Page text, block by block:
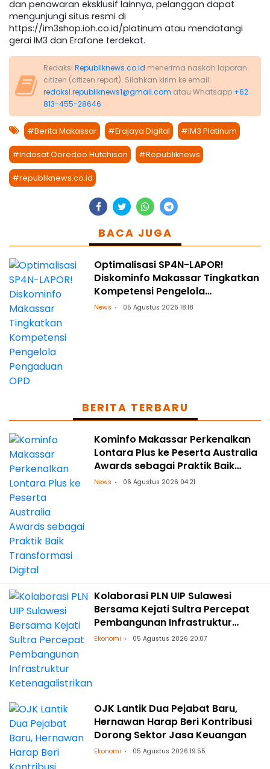
dan penawaran eksklusif lainnya, pelanggan dapat
mengunjungi situs resmi di
https://im3shop.ioh.co.id/platinum atau mendatangi
gerai IM3 dan Erafone terdekat.
Redaksi Republiknews.co.id menerima naskah laporan
citizen (citizen report). Silahkan kirim ke email:
redaksi.republiknews1@gmail.com atau Whatsapp +62
813-455-28646
#Berita Makassar #Erajaya Digital #IM3 Platinum
#Indosat Ooredoo Hutchison #Republiknews
#republiknews.co.id
BACA JUGA
Optimalisasi SP4N-LAPOR!
Diskominfo Makassar Tingkatkan
Kompetensi Pengelola
Pengaduan OPD
News 05 Agustus 2026 18:18
BERITA TERBARU
Kominfo Makassar Perkenalkan
Lontara Plus ke Peserta Australia
Awards sebagai Praktik Baik
Transformasi Digital
News 06 Agustus 2026 04:21
Kolaborasi PLN UIP Sulawesi
Bersama Kejati Sultra Percepat
Pembangunan Infrastruktur
Ketenagalistrikan
Ekonomi 05 Agustus 2026 20:07
OJK Lantik Dua Pejabat Baru,
Hernawan Harap Beri Kontribusi
Dorong Sektor Jasa Keuangan
Ekonomi 05 Agustus 2026 19:55